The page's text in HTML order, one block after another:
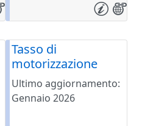
Tasso di
motorizzazione
Ultimo aggiornamento:
Gennaio 2026